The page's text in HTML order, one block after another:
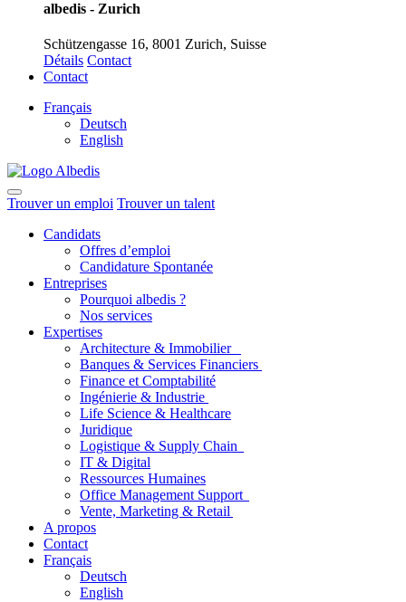
albedis - Zurich
Schützengasse 16, 8001 Zurich, Suisse
Détails Contact
Contact
Français
Deutsch
English
Trouver un emploi Trouver un talent
Candidats
Offres d’emploi
Candidature Spontanée
Entreprises
Pourquoi albedis ?
Nos services
Expertises
Architecture & Immobilier
Banques & Services Financiers
Finance et Comptabilité
Ingénierie & Industrie
Life Science & Healthcare
Juridique
Logistique & Supply Chain
IT & Digital
Ressources Humaines
Office Management Support
Vente, Marketing & Retail
A propos
Contact
Français
Deutsch
English